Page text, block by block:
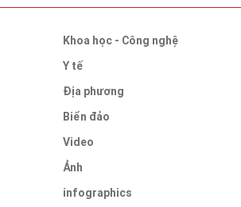
Khoa học - Công nghệ
Y tế
Địa phương
Biển đảo
Video
Ảnh
infographics